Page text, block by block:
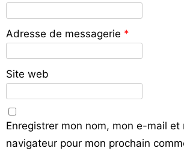
Adresse de messagerie *
Site web
Enregistrer mon nom, mon e-mail
navigateur pour mon prochain